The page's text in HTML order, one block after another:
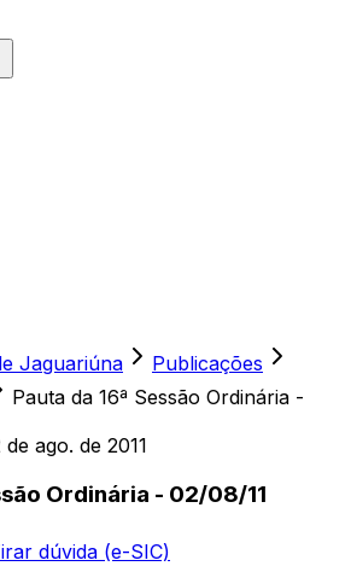
Jaguariúna
Publicações
Pauta da 16ª Sessão Ordinária -
de ago. de 2011
Ordinária - 02/08/11
dúvida (e-SIC)